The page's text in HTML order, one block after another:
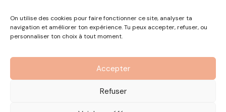
On utilise des cookies pour faire fonctionner ce site, analyser ta
navigation et améliorer ton expérience. Tu peux accepter, refuser, ou
personnaliser ton choix à tout moment.
Accepter
Refuser
capital de 1000€ · RCS Marseille · SIRET
890 976 699 00037
OF n°93 13 18812 13 — Enregistré auprès du préfet de la
région Provence-Alpes-Côte d'Azur